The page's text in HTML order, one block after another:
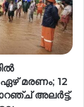
മരണം; 12
അലര്‍ട്ട്,